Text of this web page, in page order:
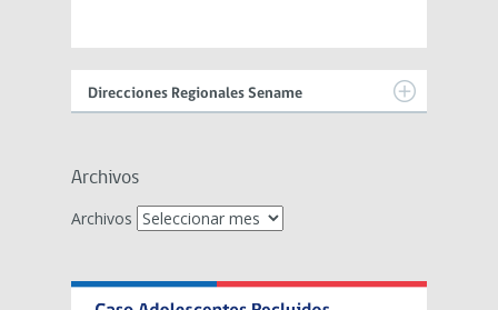
Direcciones Regionales Sename
Archivos
Archivos